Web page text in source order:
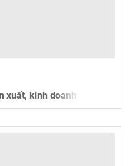
xuất, kinh doanh